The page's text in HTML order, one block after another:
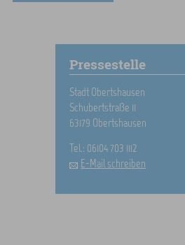
Pressestelle
Stadt Obertshausen
Schubertstraße 11
63179 Obertshausen
Tel.: 06104 703 1112
E-Mail schreiben